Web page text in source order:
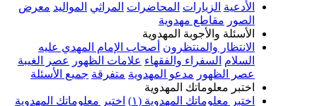
الأدعية الزيارات المحاضرات المراثي المواليد معرض
الصور مقاطع مهدوية
الأسئلة والأجوبة المهدوية
الانتظار والمنتظرون أصحاب الإمام المهدي عليه
السلام السفراء والفقهاء علامات الظهور
عصر الغيبة
عصر الظهور مدعو المهدوية متفرقة جميع الأسئلة
اختبر معلوماتك المهدوية
اختبر معلوماتك المهدوية (١)
اختبر معلوماتك المهدوية